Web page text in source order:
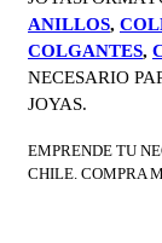
ANILLOS,
COLGANTES,
NECESARIO
JOYAS.
EMPRENDE TU
CHILE. COMPRA